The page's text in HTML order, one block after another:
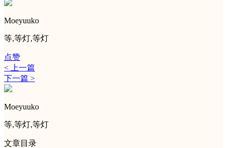
Moeyuuko
等,等灯,等灯
点赞
< 上一篇
下一篇 >
Moeyuuko
等,等灯,等灯
文章目录